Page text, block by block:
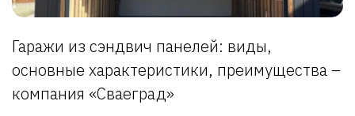
Гаражи из сэндвич панелей: виды,
основные характеристики, преимущества –
компания «Сваеград»